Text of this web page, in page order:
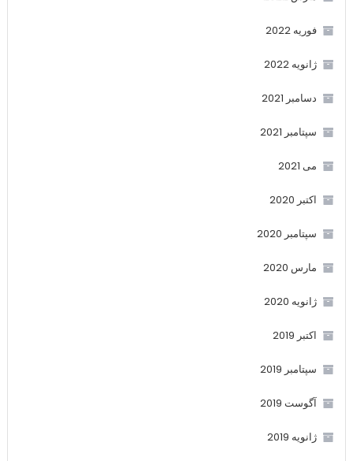
فوریه 2022
ژانویه 2022
دسامبر 2021
سپتامبر 2021
می 2021
اکتبر 2020
سپتامبر 2020
مارس 2020
ژانویه 2020
اکتبر 2019
سپتامبر 2019
آگوست 2019
ژانویه 2019